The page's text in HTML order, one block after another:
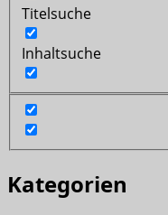
Titelsuche
Inhaltsuche
Kategorien